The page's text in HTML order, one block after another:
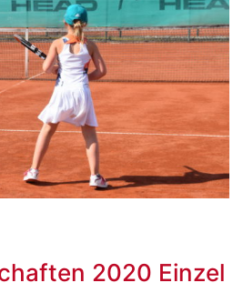
2020 Einzel